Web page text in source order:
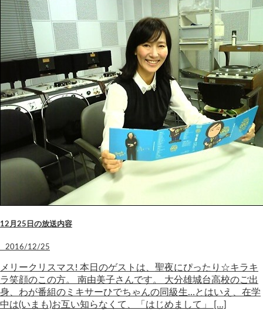
12月25日の放送内容
2016/12/25
メリークリスマス! 本日のゲストは、聖夜にぴったり☆キラキ
ラ笑顔のこの方。 南由美子さんです。 大分雄城台高校のご出
身、わが番組のミキサーひでちゃんの同級生…とはいえ、在学
中は(いまも)お互い知らなくて、「はじめまして」 […]